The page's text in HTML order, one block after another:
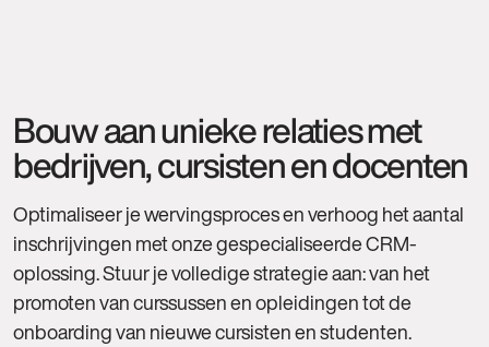
Bouw aan unieke relaties met
bedrijven, cursisten en docenten
Optimaliseer je wervingsproces en verhoog het aantal
inschrijvingen met onze gespecialiseerde CRM-
oplossing. Stuur je volledige strategie aan: van het
promoten van curssussen en opleidingen tot de
onboarding van nieuwe cursisten en studenten.